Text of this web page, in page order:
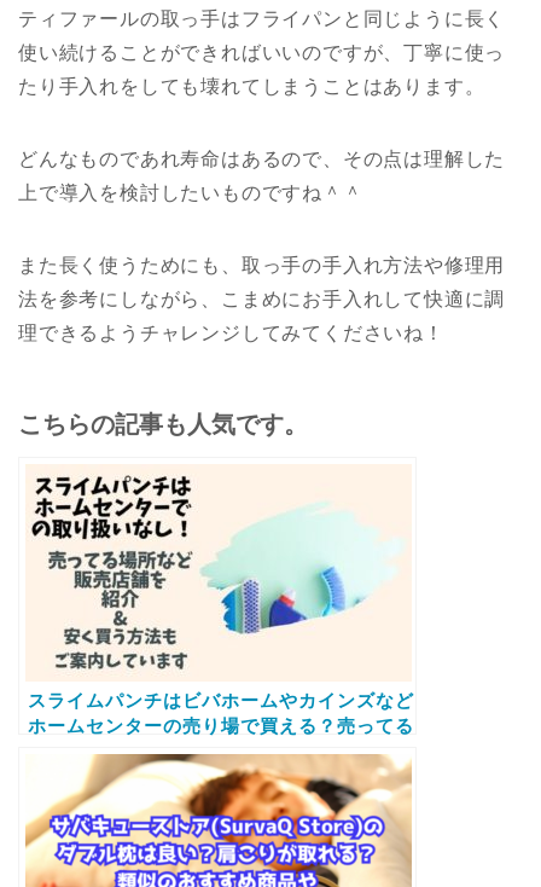
ティファールの取っ手はフライパンと同じように長く
使い続けることができればいいのですが、丁寧に使っ
たり手入れをしても壊れてしまうことはあります。
どんなものであれ寿命はあるので、その点は理解した
上で導入を検討したいものですね＾＾
また長く使うためにも、取っ手の手入れ方法や修理用
法を参考にしながら、こまめにお手入れして快適に調
理できるようチャレンジしてみてくださいね！
こちらの記事も人気です。
スライムパンチはビバホームやカインズなど
ホームセンターの売り場で買える？売ってる
場所など販売店情報と安く買う方法もご案内